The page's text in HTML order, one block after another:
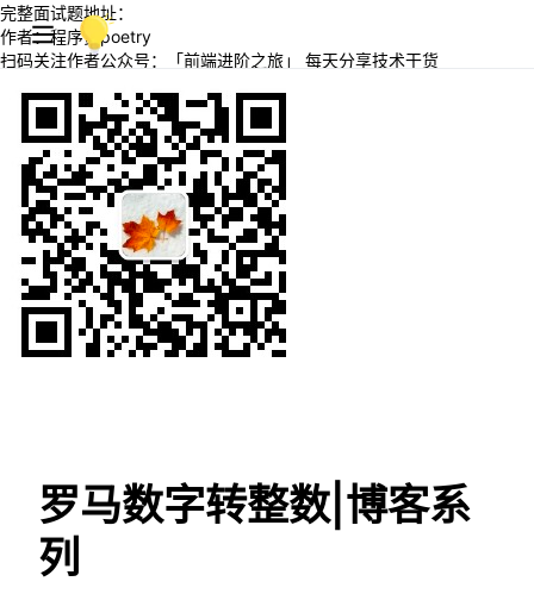
完整面试题地址：
作者：程序员poetry
扫码关注作者公众号：「前端进阶之旅」 每天分享技术干货
罗马数字转整数|博客系
列